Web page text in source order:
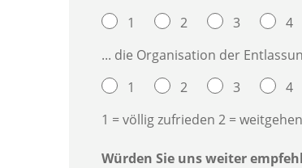
1
2 3 4
... die Organisation der
1
2 3 4
1 = völlig zufrieden 2 =
Würden Sie uns weiter